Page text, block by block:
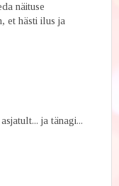
näituse
et hästi ilus ja
ja tänagi...